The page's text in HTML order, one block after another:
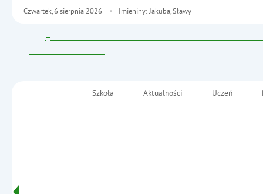
Czwartek, 6 sierpnia 2026 Imieniny: Jakuba, Sławy
Szkoła Aktualności Uczeń